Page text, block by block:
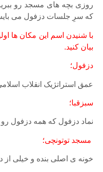
روزی بچه های مسجد رو
که سرِ جلسات دزفول می
با شنیدن اسم این مکان ها
بیان کنید.
دزفول؛
عمق استراتژیک انقلاب
سبزقبا؛
نماد دزفول که همه دزفول
مسجد توتونچی؛
خونه ی اصلی بنده و خیلی از